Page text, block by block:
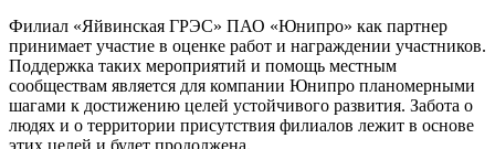
Филиал «Яйвинская ГРЭС» ПАО «Юнипро» как партнер
принимает участие в оценке работ и награждении участников.
Поддержка таких мероприятий и помощь местным
сообществам является для компании Юнипро планомерными
шагами к достижению целей устойчивого развития. Забота о
людях и о территории присутствия филиалов лежит в основе
этих целей и будет продолжена.